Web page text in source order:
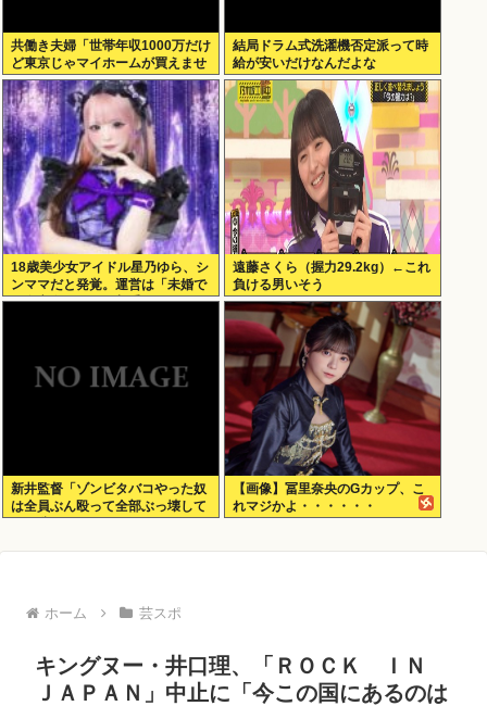
共働き夫婦「世帯年収1000万だけ
ど東京じゃマイホームが買えませ
ん 」
結局ドラム式洗濯機否定派って時
給が安いだけなんだよな
18歳美少女アイドル星乃ゆら、シ
ンママだと発覚。運営は「未婚で
現在交際している相手もいないの
遠藤さくら（握力29.2kg）←これ
負ける男いそう
新井監督「ゾンビタバコやった奴
は全員ぶん殴って全部ぶっ壊して
【画像】冨里奈央のGカップ、こ
れマジかよ・・・・・・
ホーム 芸スポ
キングヌー・井口理、「ＲＯＣＫ ＩＮ
ＪＡＰＡＮ」中止に「今この国にあるのは